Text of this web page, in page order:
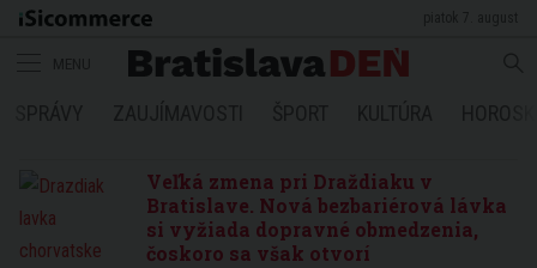
Veľká zmena pri Draždiaku v
Bratislave. Nová bezbariérová lávka
si vyžiada dopravné obmedzenia,
čoskoro sa však otvorí